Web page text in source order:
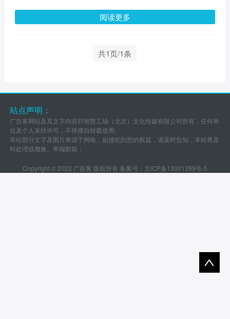
阅读更多
共1页/1条
站点声明：
广告客网站及其文字内容归智慧工场（北京）文化传媒有限公司所有，任何单
位及个人未经许可，不得擅自转载使用。
本站部分文字及图片来源于网络，如侵犯到您的权益，请及时告知，本站将及
时处理或撤换。举报邮箱：
Copyright © 2022 广告客 版权所有 备案号： 京ICP备13001399号-5